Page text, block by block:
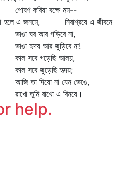
করিয়া বক্ষে মম--
হলে এ জনমে, নিরাশ্রয়ে এ জীবনে
ঘর আর গড়িবে না,
হৃদয় আর জুড়িবে না!
সবে গড়েছি আলয়,
সবে জুড়েছি হৃদয়;
তা দিয়ো না যেন ভেঙে,
তুমি রাখো এ বিনয়ে।
help.